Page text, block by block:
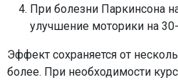
При болезни Паркинсона
улучшение моторики на
Эффект сохраняется от
более. При необходимости